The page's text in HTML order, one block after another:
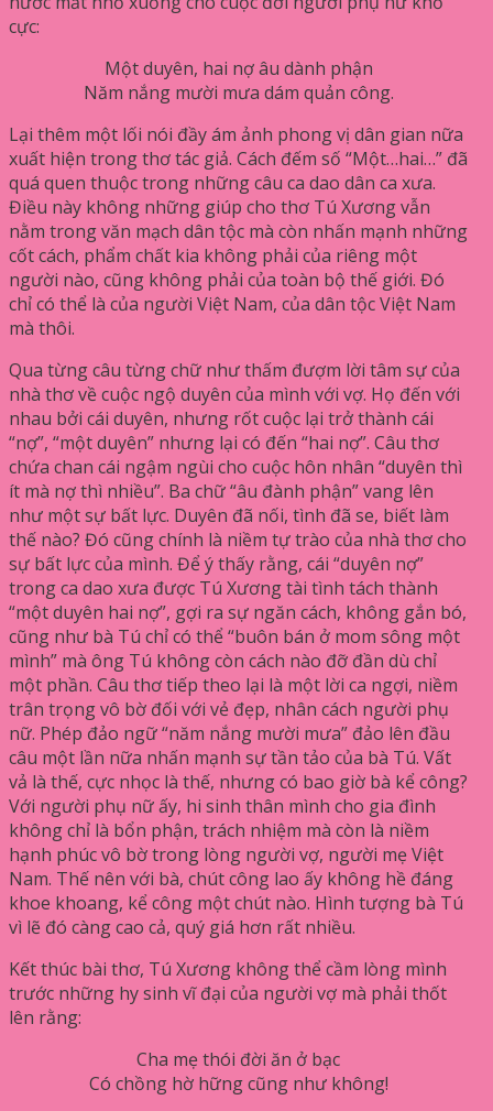
cực:
Một duyên, hai nợ âu dành phận
Năm nắng mười mưa dám quản công.
Lại thêm một lối nói đầy ám ảnh phong vị dân gian nữa
xuất hiện trong thơ tác giả. Cách đếm số “Một…hai…” đã
quá quen thuộc trong những câu ca dao dân ca xưa.
Điều này không những giúp cho thơ Tú Xương vẫn
nằm trong văn mạch dân tộc mà còn nhấn mạnh những
cốt cách, phẩm chất kia không phải của riêng một
người nào, cũng không phải của toàn bộ thế giới. Đó
chỉ có thể là của người Việt Nam, của dân tộc Việt Nam
mà thôi.
Qua từng câu từng chữ như thấm đượm lời tâm sự của
nhà thơ về cuộc ngộ duyên của mình với vợ. Họ đến với
nhau bởi cái duyên, nhưng rốt cuộc lại trở thành cái
“nợ”, “một duyên” nhưng lại có đến “hai nợ”. Câu thơ
chứa chan cái ngậm ngùi cho cuộc hôn nhân “duyên thì
ít mà nợ thì nhiều”. Ba chữ “âu đành phận” vang lên
như một sự bất lực. Duyên đã nối, tình đã se, biết làm
thế nào? Đó cũng chính là niềm tự trào của nhà thơ cho
sự bất lực của mình. Để ý thấy rằng, cái “duyên nợ”
trong ca dao xưa được Tú Xương tài tình tách thành
“một duyên hai nợ”, gợi ra sự ngăn cách, không gắn bó,
cũng như bà Tú chỉ có thể “buôn bán ở mom sông một
mình” mà ông Tú không còn cách nào đỡ đần dù chỉ
một phần. Câu thơ tiếp theo lại là một lời ca ngợi, niềm
trân trọng vô bờ đối với vẻ đẹp, nhân cách người phụ
nữ. Phép đảo ngữ “năm nắng mười mưa” đảo lên đầu
câu một lần nữa nhấn mạnh sự tần tảo của bà Tú. Vất
vả là thế, cực nhọc là thế, nhưng có bao giờ bà kể công?
Với người phụ nữ ấy, hi sinh thân mình cho gia đình
không chỉ là bổn phận, trách nhiệm mà còn là niềm
hạnh phúc vô bờ trong lòng người vợ, người mẹ Việt
Nam. Thế nên với bà, chút công lao ấy không hề đáng
khoe khoang, kể công một chút nào. Hình tượng bà Tú
vì lẽ đó càng cao cả, quý giá hơn rất nhiều.
Kết thúc bài thơ, Tú Xương không thể cầm lòng mình
trước những hy sinh vĩ đại của người vợ mà phải thốt
lên rằng:
Cha mẹ thói đời ăn ở bạc
Có chồng hờ hững cũng như không!